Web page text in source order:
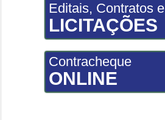
Editais, Contratos e
LICITAÇÕES
Contracheque
ONLINE